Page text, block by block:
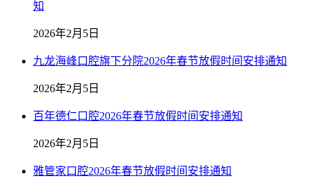
知
2026年2月5日
九龙海峰口腔旗下分院2026年春节放假时间安排通知
2026年2月5日
百年德仁口腔2026年春节放假时间安排通知
2026年2月5日
雅管家口腔2026年春节放假时间安排通知